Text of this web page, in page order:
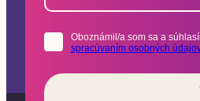
Oboznámil/a som sa a
spracúvaním osobných